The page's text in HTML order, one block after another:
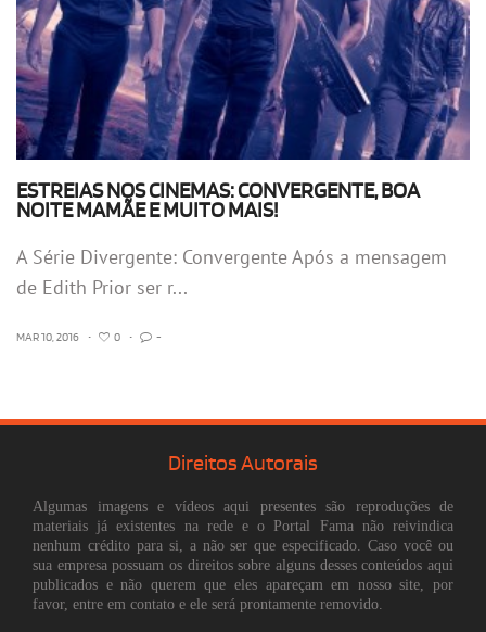
ESTREIAS NOS CINEMAS: CONVERGENTE, BOA
NOITE MAMÃE E MUITO MAIS!
A Série Divergente: Convergente Após a mensagem
de Edith Prior ser r...
MAR 10, 2016 • 0 • -
Direitos Autorais
Algumas imagens e vídeos aqui presentes são reproduções de
materiais já existentes na rede e o Portal Fama não reivindica
nenhum crédito para si, a não ser que especificado. Caso você ou
sua empresa possuam os direitos sobre alguns desses conteúdos aqui
publicados e não querem que eles apareçam em nosso site, por
favor, entre em contato e ele será prontamente removido.